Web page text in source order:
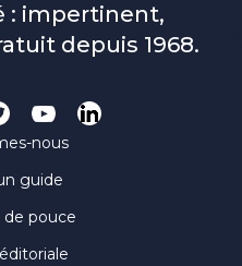
: impertinent,
depuis 1968.
nous
guide
de pouce